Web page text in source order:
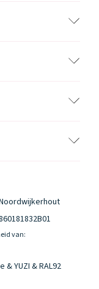
&YUZI & RAL92
van: